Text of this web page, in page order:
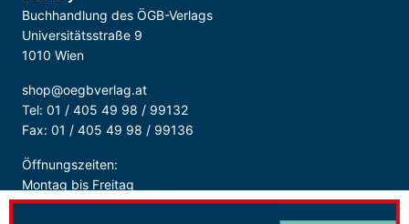
Buchhandlung des ÖGB-Verlags
Universitätsstraße 9
1010 Wien
shop@oegbverlag.at
Tel: 01 / 405 49 98 / 99132
Fax: 01 / 405 49 98 / 99136
Öffnungszeiten:
Montag bis Freitag
9:00 - 18:00 Uhr